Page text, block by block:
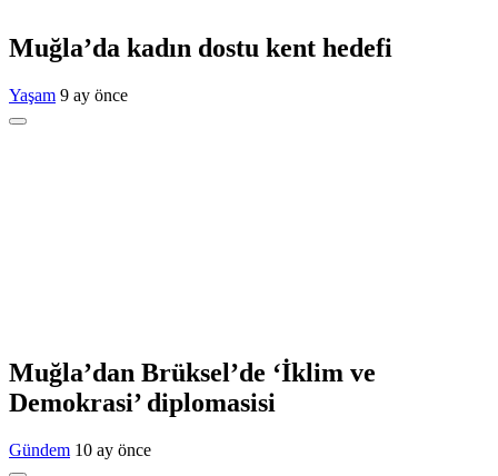
Muğla’da kadın dostu kent hedefi
Yaşam 9 ay önce
Muğla’dan Brüksel’de ‘İklim ve
Demokrasi’ diplomasisi
Gündem 10 ay önce